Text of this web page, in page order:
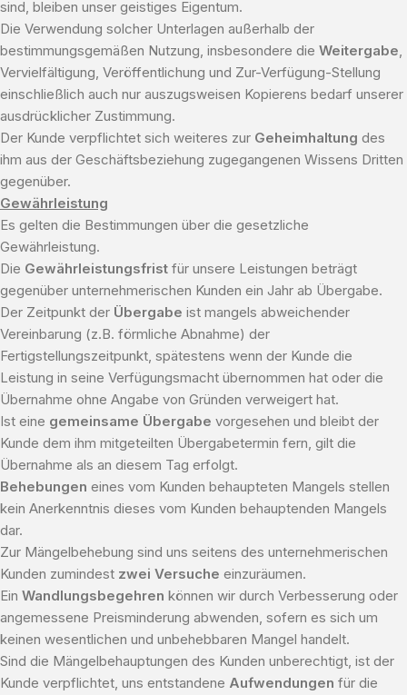
sind, bleiben unser geistiges Eigentum.
Die Verwendung solcher Unterlagen außerhalb der
bestimmungsgemäßen Nutzung, insbesondere die Weitergabe,
Vervielfältigung, Veröffentlichung und Zur-Verfügung-Stellung
einschließlich auch nur auszugsweisen Kopierens bedarf unserer
ausdrücklicher Zustimmung.
Der Kunde verpflichtet sich weiteres zur Geheimhaltung des
ihm aus der Geschäftsbeziehung zugegangenen Wissens Dritten
gegenüber.
Gewährleistung
Es gelten die Bestimmungen über die gesetzliche
Gewährleistung.
Die Gewährleistungsfrist für unsere Leistungen beträgt
gegenüber unternehmerischen Kunden ein Jahr ab Übergabe.
Der Zeitpunkt der Übergabe ist mangels abweichender
Vereinbarung (z.B. förmliche Abnahme) der
Fertigstellungszeitpunkt, spätestens wenn der Kunde die
Leistung in seine Verfügungsmacht übernommen hat oder die
Übernahme ohne Angabe von Gründen verweigert hat.
Ist eine gemeinsame Übergabe vorgesehen und bleibt der
Kunde dem ihm mitgeteilten Übergabetermin fern, gilt die
Übernahme als an diesem Tag erfolgt.
Behebungen eines vom Kunden behaupteten Mangels stellen
kein Anerkenntnis dieses vom Kunden behauptenden Mangels
dar.
Zur Mängelbehebung sind uns seitens des unternehmerischen
Kunden zumindest zwei Versuche einzuräumen.
Ein Wandlungsbegehren können wir durch Verbesserung oder
angemessene Preisminderung abwenden, sofern es sich um
keinen wesentlichen und unbehebbaren Mangel handelt.
Sind die Mängelbehauptungen des Kunden unberechtigt, ist der
Kunde verpflichtet, uns entstandene Aufwendungen für die